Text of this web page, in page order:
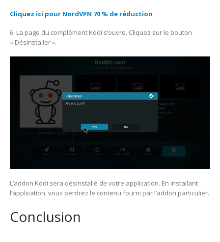
Cliquez ici pour NordVPN 70 % de réduction
6. La page du complément Kodi s’ouvre. Cliquez sur le bouton
« Désinstaller ».
L’addon Kodi sera désinstallé de votre application. En installant
l’application, vous perdrez le contenu fourni par l’addon particulier.
Conclusion